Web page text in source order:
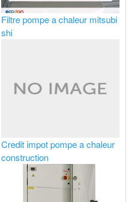
Filtre pompe a chaleur mitsubi
shi
Credit impot pompe a chaleur
construction